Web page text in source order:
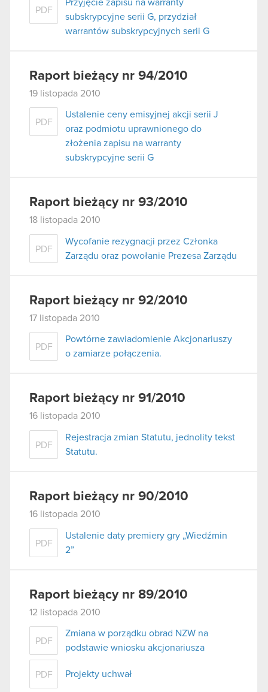
PDF
Przyjęcie zapisu na warranty
subskrypcyjne serii G, przydział
warrantów subskrypcyjnych serii G
Raport bieżący nr 94/2010
19 listopada 2010
PDF
Ustalenie ceny emisyjnej akcji serii J
oraz podmiotu uprawnionego do
złożenia zapisu na warranty
subskrypcyjne serii G
Raport bieżący nr 93/2010
18 listopada 2010
PDF
Wycofanie rezygnacji przez Członka
Zarządu oraz powołanie Prezesa Zarządu
Raport bieżący nr 92/2010
17 listopada 2010
PDF
Powtórne zawiadomienie Akcjonariuszy
o zamiarze połączenia.
Raport bieżący nr 91/2010
16 listopada 2010
PDF
Rejestracja zmian Statutu, jednolity tekst
Statutu.
Raport bieżący nr 90/2010
16 listopada 2010
PDF
Ustalenie daty premiery gry „Wiedźmin
2”
Raport bieżący nr 89/2010
12 listopada 2010
PDF
Zmiana w porządku obrad NZW na
podstawie wniosku akcjonariusza
PDF Projekty uchwał